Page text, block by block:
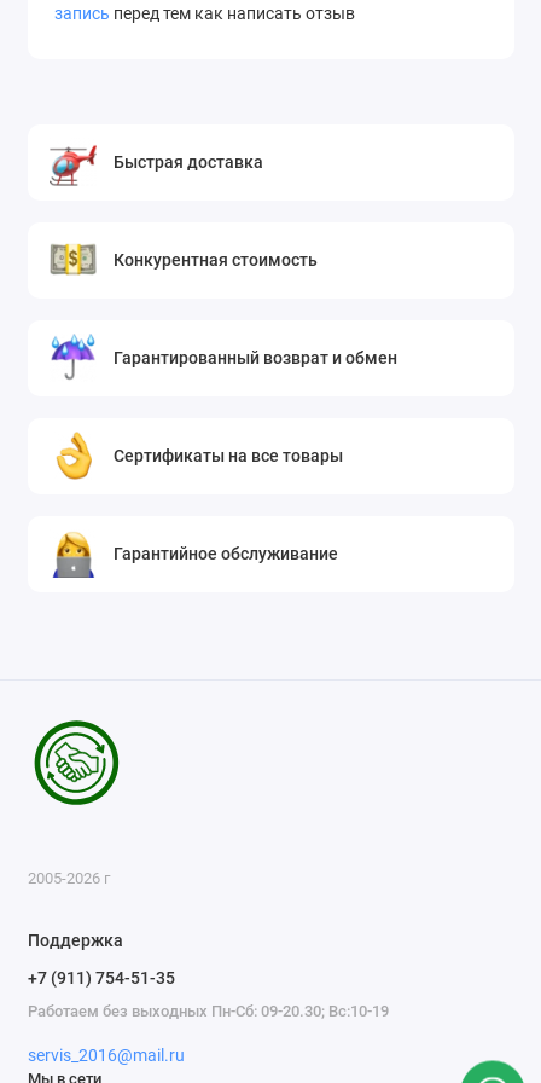
запись перед тем как написать отзыв
Быстрая доставка
Конкурентная стоимость
Гарантированный возврат и обмен
Сертификаты на все товары
Гарантийное обслуживание
2005-2026 г
Поддержка
+7 (911) 754-51-35
Работаем без выходных Пн-Сб: 09-20.30; Вс:10-19
servis_2016@mail.ru
Мы в сети